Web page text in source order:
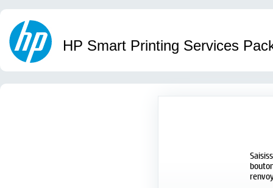
HP Smart Printing Services